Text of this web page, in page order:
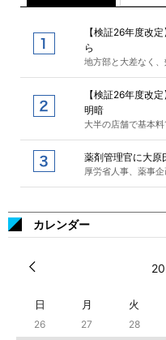
【検証26年度改
ら
地方部と大差なく、
【検証26年度改
明暗
大半の店舗で基本
薬剤管理官に大原
厚労省人事、薬事
カレンダー
日 月 火
26 27 28